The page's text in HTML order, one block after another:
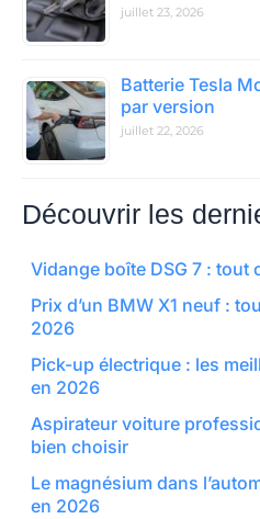
juillet 23, 2026
Batterie Tesla
par version
juillet 22, 2026
Découvrir les
Vidange boîte DSG 7 : tout
Prix d’un BMW X1 neuf :
2026
Pick-up électrique : les
en 2026
Aspirateur voiture
bien choisir
Le magnésium dans
en 2026